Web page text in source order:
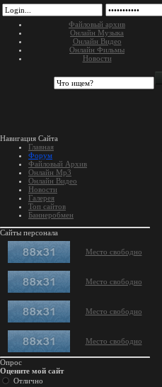
Файловый архив
Онлайн Музыка
Онлайн Видео
Онлайн Фильмы
Новости
Навигация Сайта
Главная
Форум
Файловый Архив
Онлайн Mp3
Онлайн Видео
Новости
Галерея
Топ сайтов
Баннеробмен
Сайты персонала
Место свободно
Место свободно
Место свободно
Место свободно
Опрос
Оцените мой сайт
Отлично